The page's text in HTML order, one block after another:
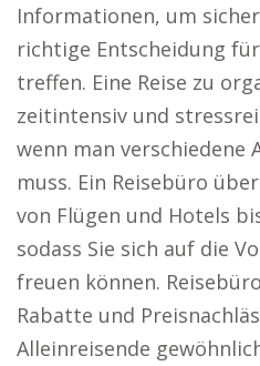
Informationen, um
richtige Entscheidung
treffen. Eine Reise zu
zeitintensiv und
wenn man verschiedene
muss. Ein Reisebüro
von Flügen und Hotels
sodass Sie sich auf die
freuen können.
Rabatte und
Alleinreisende